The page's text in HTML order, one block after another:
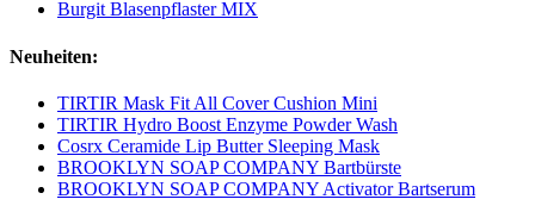
Burgit Blasenpflaster MIX
Neuheiten:
TIRTIR Mask Fit All Cover Cushion Mini
TIRTIR Hydro Boost Enzyme Powder Wash
Cosrx Ceramide Lip Butter Sleeping Mask
BROOKLYN SOAP COMPANY Bartbürste
BROOKLYN SOAP COMPANY Activator Bartserum